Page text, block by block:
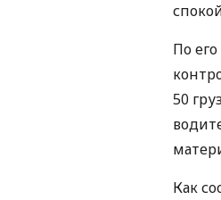
По
50
Как